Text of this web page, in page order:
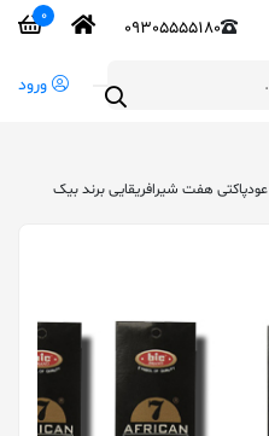
09305555180
0
ورود
عودپاکتی هفت شیرافریقایی برند بیک